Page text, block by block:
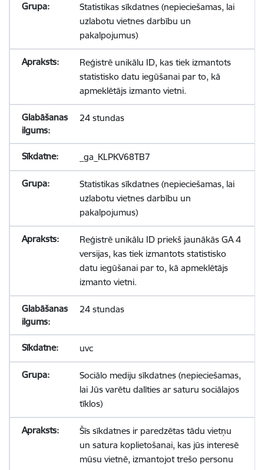
Statistikas sīkdatnes (nepieciešamas, lai
uzlabotu vietnes darbību un
pakalpojumus)
Reģistrē unikālu ID, kas tiek izmantots
statistisko datu iegūšanai par to, kā
apmeklētājs izmanto vietni.
24 stundas
_ga_KLPKV68TB7
Statistikas sīkdatnes (nepieciešamas, lai
uzlabotu vietnes darbību un
pakalpojumus)
Reģistrē unikālu ID priekš jaunākās GA 4
versijas, kas tiek izmantots statistisko
datu iegūšanai par to, kā apmeklētājs
izmanto vietni.
24 stundas
uvc
Sociālo mediju sīkdatnes (nepieciešamas,
lai Jūs varētu dalīties ar saturu sociālajos
tīklos)
Šīs sīkdatnes ir paredzētas tādu vietņu
un satura koplietošanai, kas jūs interesē
mūsu vietnē, izmantojot trešo personu